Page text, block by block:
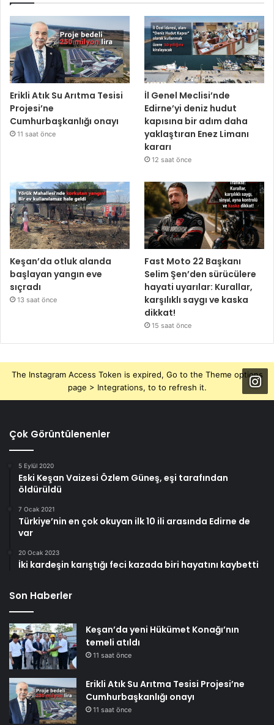
Erikli Atık Su Arıtma Tesisi
Projesi’ne
Cumhurbaşkanlığı onayı
11 saat önce
İl Genel Meclisi’nde
Edirne’yi deniz hudut
kapısına bir adım daha
yaklaştıran Enez Limanı
kararı
12 saat önce
Keşan’da otluk alanda
başlayan yangın eve
sıçradı
13 saat önce
Fast Moto 22 Başkanı
Selim Şen’den sürücülere
hayati uyarılar: Kurallar,
karşılıklı saygı ve kaska
dikkat!
15 saat önce
The Instagram Access Token is expired, Go to the Theme options
page > Integrations, to to refresh it.
Çok Görüntülenenler
5 Eylül 2020
Eski Keşan Vaizesi Özlem Güneş, eşi tarafından
öldürüldü
7 Ocak 2021
Türkiye’nin en çok okuyan ilk 10 ili arasında Edirne de
var
20 Ocak 2023
İki kardeşin karıştığı feci kazada biri hayatını kaybetti
Son Haberler
Keşan’da yeni Hükümet Konağı’nın
temeli atıldı
11 saat önce
Erikli Atık Su Arıtma Tesisi Projesi’ne
Cumhurbaşkanlığı onayı
11 saat önce